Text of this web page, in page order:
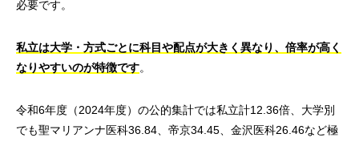
必要です。
私立は大学・方式ごとに科目や配点が大きく異なり、倍率が高く
なりやすいのが特徴です。
令和6年度（2024年度）の公的集計では私立計12.36倍、大学別
でも聖マリアンナ医科36.84、帝京34.45、金沢医科26.46など極